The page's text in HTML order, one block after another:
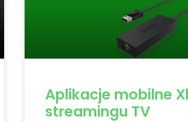
Aplikacje mobilne
streamingu TV